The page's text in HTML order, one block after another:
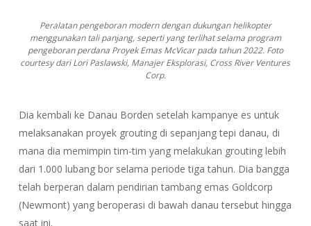
Peralatan pengeboran modern dengan dukungan helikopter
menggunakan tali panjang, seperti yang terlihat selama program
pengeboran perdana Proyek Emas McVicar pada tahun 2022. Foto
courtesy dari Lori Paslawski, Manajer Eksplorasi, Cross River Ventures
Corp.
Dia kembali ke Danau Borden setelah kampanye es untuk
melaksanakan proyek grouting di sepanjang tepi danau, di
mana dia memimpin tim-tim yang melakukan grouting lebih
dari 1.000 lubang bor selama periode tiga tahun. Dia bangga
telah berperan dalam pendirian tambang emas Goldcorp
(Newmont) yang beroperasi di bawah danau tersebut hingga
saat ini.